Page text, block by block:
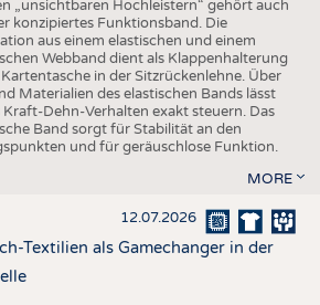
„unsichtbaren Hochleistern“ gehört auch
konzipiertes Funktionsband. Die
aus einem elastischen und einem
Webband dient als Klappenhalterung
in der Sitzrückenlehne. Über
Materialien des elastischen Bands lässt
Kraft-Dehn-Verhalten exakt steuern. Das
Band sorgt für Stabilität an den
und für geräuschlose Funktion.
MORE
12.07.2026
Textilien als Gamechanger in der